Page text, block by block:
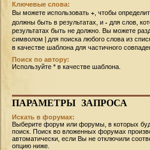
Ключевые слова:
Вы можете использовать + , чтобы
должны быть в результатах, и - для слов,
результатах быть не должно. Вы можете
символом | для поиска любого слова из
в качестве шаблона для частичного
Поиск по автору:
Используйте * в качестве шаблона.
ПАРАМЕТРЫ ЗАПРОСА
Искать в форумах:
Выберите форум или форумы, в которых
поиск. Поиск во вложенных форумах
автоматически, если Вы не отключили
опцию ниже.